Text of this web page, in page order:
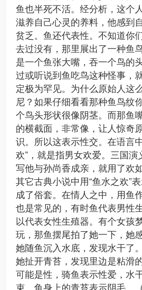
鱼也半死不活。经分析，这个
滋养自己心灵的养料，他感到
贫乏。鱼还代表性。不知道你
去过没有，那里展出了一种鱼
是一个鱼张大嘴，吞一个鸟的
过或听说到鱼吃鸟这种怪事，
定极为罕见。为什么原始人这
尼？如果仔细看看那种鱼鸟纹
个鸟头形状很像阴茎。而那鱼
的横截面，非常像，让人惊奇
识。所以这表示性交。在语言
欢”，就是指男女欢爱。三国
写他与孙尚香成亲，就用了欢
其它古典小说中用“鱼水之欢”
成了俗套。在情人之中，用鱼
也是常见的，有时鱼代表男性
以代表女性生殖器。有个女孩
玩，那鱼摆尾拍了她一下，她
她随鱼沉入水底，发现水干了
她扯开青苔，发现里边是粘滑
可能是性，骑鱼表示性爱，水
束。鱼身上的青苔表示阴毛。